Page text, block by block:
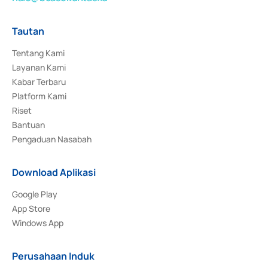
Tautan
Tentang Kami
Layanan Kami
Kabar Terbaru
Platform Kami
Riset
Bantuan
Pengaduan Nasabah
Download Aplikasi
Google Play
App Store
Windows App
Perusahaan Induk